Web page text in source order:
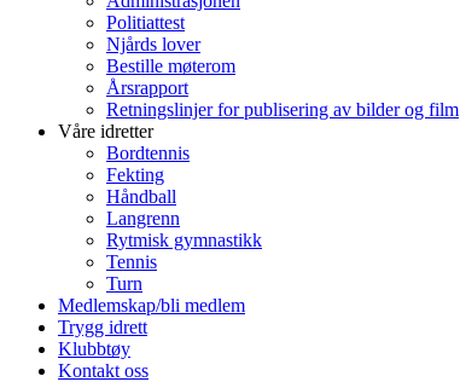
Politiattest
Njårds lover
Bestille møterom
Årsrapport
Retningslinjer for publisering av bilder og film
Våre idretter
Bordtennis
Fekting
Håndball
Langrenn
Rytmisk gymnastikk
Tennis
Turn
Medlemskap/bli medlem
Trygg idrett
Klubbtøy
Kontakt oss